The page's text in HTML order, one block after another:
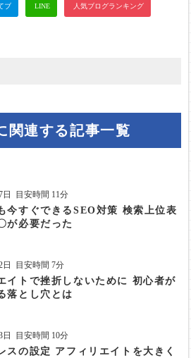
連する記事一覧
日 目安時間 11分
今すぐできるSEO対策 検索上位表
が必要だった
日 目安時間 7分
イトで挫折しないために 初心者が
落とし穴とは
日 目安時間 10分
スの設定 アフィリエイトを大きく